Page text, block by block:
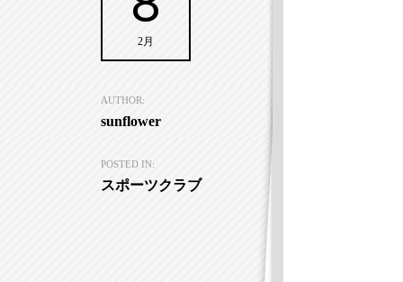
2月
AUTHOR:
sunflower
POSTED IN:
スポーツクラブ